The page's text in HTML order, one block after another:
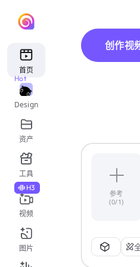
首页
Design
Hot
资产
工具
视频
H3
图片
创作视
参考
(0/1)